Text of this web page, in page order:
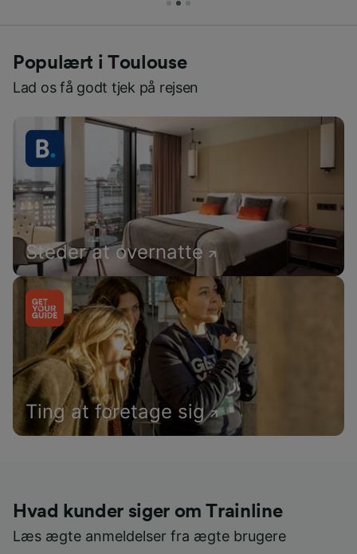
Populært i Toulouse
Lad os få godt tjek på rejsen
Steder at overnatte
Ting at foretage sig
Hvad kunder siger om Trainline
Læs ægte anmeldelser fra ægte brugere